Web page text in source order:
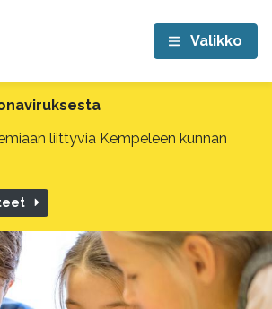
liittyviä Kempeleen kunnan
Valikko